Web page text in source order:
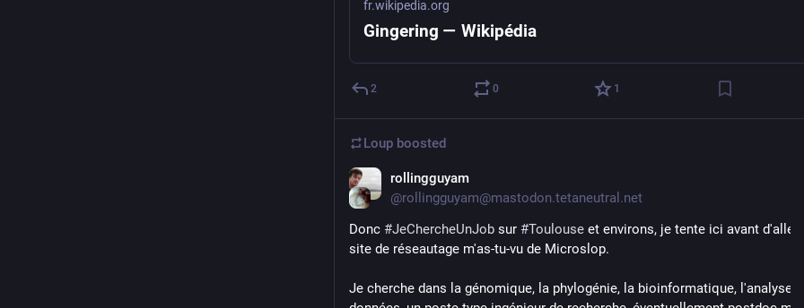
fr.wikipedia.org
Gingering — Wikipédia
2 0 1
Loup boosted
rollingguyam
@rollingguyam@mastodon.tetaneutral.net
Donc #JeChercheUnJob sur #Toulouse et environs, je tente ici avant d'aller
site de réseautage m'as-tu-vu de Microslop.
Je cherche dans la génomique, la phylogénie, la bioinformatique, l'analyse de